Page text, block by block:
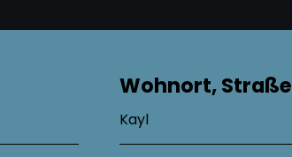
Wohnort, Straße
Kayl